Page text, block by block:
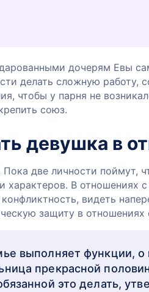
дочерям Евы
делать сложную работу,
чтобы у парня не
союз.
девушка в
две личности поймут,
характеров. В отношениях
видеть
защиту в отношениях
выполняет функции, о
прекрасной
это делать,